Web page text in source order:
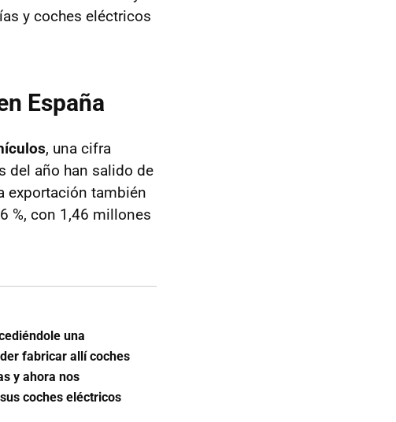
y coches eléctricos
España
, una cifra
del año han salido de
exportación también
%, con 1,46 millones
una
fabricar allí coches
y ahora nos
coches eléctricos